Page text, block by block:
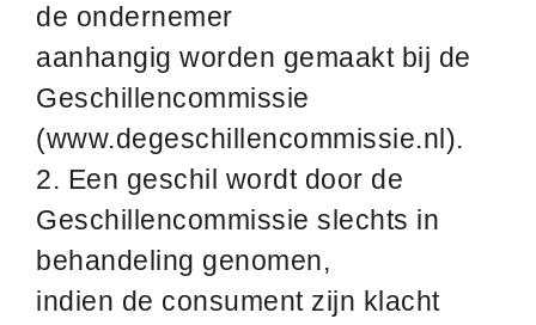
de ondernemer
aanhangig worden gemaakt bij de
Geschillencommissie
(www.degeschillencommissie.nl).
2. Een geschil wordt door de
Geschillencommissie slechts in
behandeling genomen,
indien de consument zijn klacht